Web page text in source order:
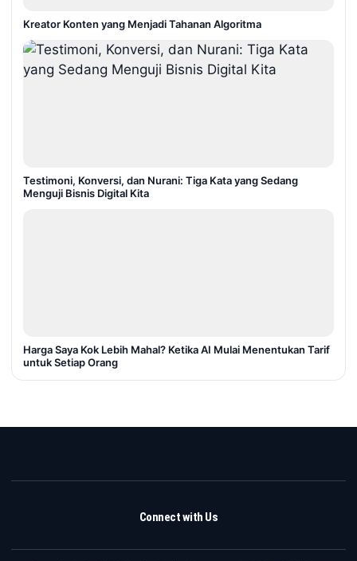
Kreator Konten yang Menjadi Tahanan Algoritma
Testimoni, Konversi, dan Nurani: Tiga Kata yang Sedang
Menguji Bisnis Digital Kita
Harga Saya Kok Lebih Mahal? Ketika AI Mulai Menentukan Tarif
untuk Setiap Orang
Connect with Us